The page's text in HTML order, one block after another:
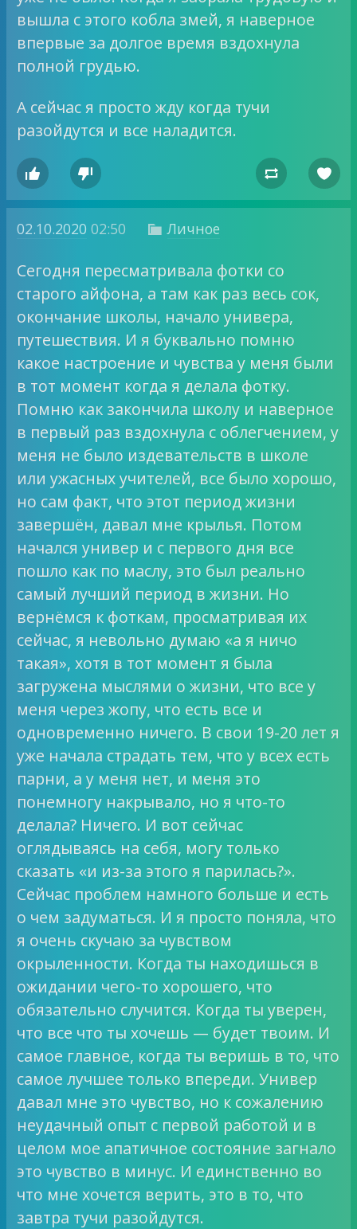
вышла с этого кобла змей, я наверное
впервые за долгое время вздохнула
полной грудью.
А сейчас я просто жду когда тучи
разойдутся и все наладится.
   
02.10.2020 02:50  Личное
Сегодня пересматривала фотки со
старого айфона, а там как раз весь сок,
окончание школы, начало универа,
путешествия. И я буквально помню
какое настроение и чувства у меня были
в тот момент когда я делала фотку.
Помню как закончила школу и наверное
в первый раз вздохнула с облегчением, у
меня не было издевательств в школе
или ужасных учителей, все было хорошо,
но сам факт, что этот период жизни
завершён, давал мне крылья. Потом
начался универ и с первого дня все
пошло как по маслу, это был реально
самый лучший период в жизни. Но
вернёмся к фоткам, просматривая их
сейчас, я невольно думаю «а я ничо
такая», хотя в тот момент я была
загружена мыслями о жизни, что все у
меня через жопу, что есть все и
одновременно ничего. В свои 19-20 лет я
уже начала страдать тем, что у всех есть
парни, а у меня нет, и меня это
понемногу накрывало, но я что-то
делала? Ничего. И вот сейчас
оглядываясь на себя, могу только
сказать «и из-за этого я парилась?».
Сейчас проблем намного больше и есть
о чем задуматься. И я просто поняла, что
я очень скучаю за чувством
окрыленности. Когда ты находишься в
ожидании чего-то хорошего, что
обязательно случится. Когда ты уверен,
что все что ты хочешь — будет твоим. И
самое главное, когда ты веришь в то, что
самое лучшее только впереди. Универ
давал мне это чувство, но к сожалению
неудачный опыт с первой работой и в
целом мое апатичное состояние загнало
это чувство в минус. И единственно во
что мне хочется верить, это в то, что
завтра тучи разойдутся.